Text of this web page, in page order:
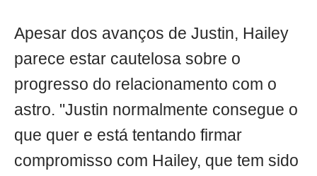
Apesar dos avanços de Justin, Hailey
parece estar cautelosa sobre o
progresso do relacionamento com o
astro. "Justin normalmente consegue o
que quer e está tentando firmar
compromisso com Hailey, que tem sido